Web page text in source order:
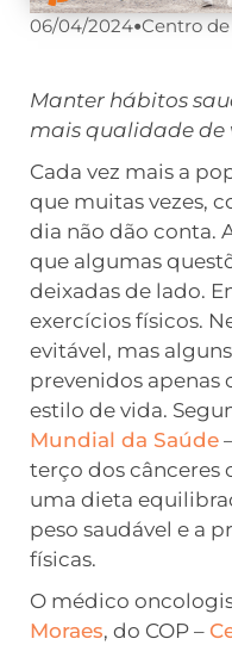
06/04/2024•Centro
Manter hábitos
mais qualidade de
Cada vez mais a
que muitas vezes,
dia não dão conta.
que algumas
deixadas de lado.
exercícios físicos.
evitável, mas
prevenidos apenas
estilo de vida.
Mundial da Saúde
terço dos cânceres
uma dieta
peso saudável e a
físicas.
O médico
Moraes, do COP –